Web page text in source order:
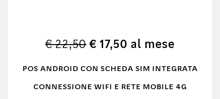
€ 22,50 € 17,50 al mese
POS ANDROID CON SCHEDA SIM INTEGRATA
CONNESSIONE WIFI E RETE MOBILE 4G